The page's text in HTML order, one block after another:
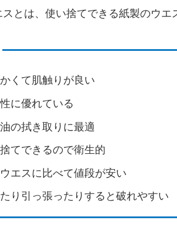
とは、使い捨てできる紙製のウエ
くて肌触りが良い
に優れている
の拭き取りに最適
てできるので衛生的
エスに比べて値段が安い
り引っ張ったりすると破れやすい